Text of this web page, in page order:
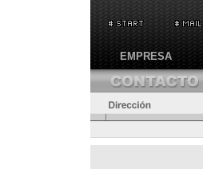
EMPRESA